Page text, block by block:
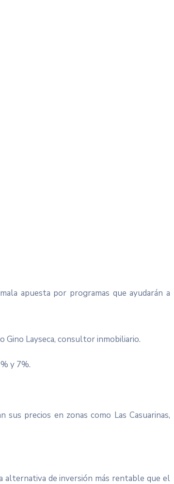
apuesta por programas que ayudarán a
Gino Layseca, consultor inmobiliario.
y 7%.
precios en zonas como Las Casuarinas,
alternativa de inversión más rentable que el